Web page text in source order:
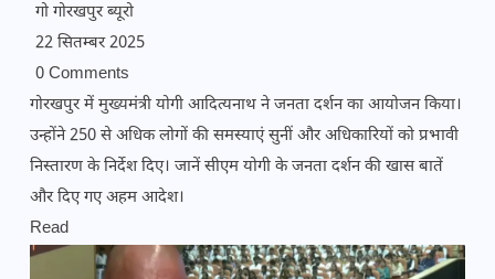
गो गोरखपुर ब्यूरो
22 सितम्बर 2025
0 Comments
गोरखपुर में मुख्यमंत्री योगी आदित्यनाथ ने जनता दर्शन का आयोजन किया।
उन्होंने 250 से अधिक लोगों की समस्याएं सुनीं और अधिकारियों को प्रभावी
निस्तारण के निर्देश दिए। जानें सीएम योगी के जनता दर्शन की खास बातें
और दिए गए अहम आदेश।
Read